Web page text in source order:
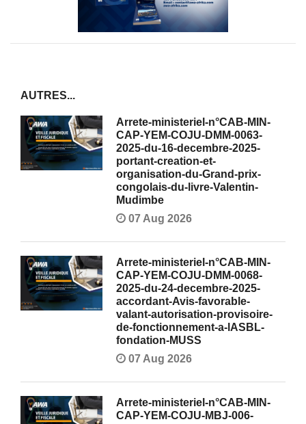
AUTRES...
Arrete-ministeriel-n°CAB-MIN-
CAP-YEM-COJU-DMM-0063-
2025-du-16-decembre-2025-
portant-creation-et-
organisation-du-Grand-prix-
congolais-du-livre-Valentin-
Mudimbe
07 Aug 2026
Arrete-ministeriel-n°CAB-MIN-
CAP-YEM-COJU-DMM-0068-
2025-du-24-decembre-2025-
accordant-Avis-favorable-
valant-autorisation-provisoire-
de-fonctionnement-a-lASBL-
fondation-MUSS
07 Aug 2026
Arrete-ministeriel-n°CAB-MIN-
CAP-YEM-COJU-MBJ-006-